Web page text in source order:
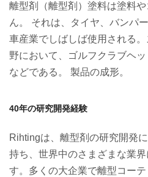
離型剤（離型剤）塗料は塗料
ん。 それは、タイヤ、バンパ
車産業でしばしば使用される
野において、ゴルフクラブヘ
などである。 製品の成形。
40年の研究開発経験
Rihtingは、離型剤の研究開発
持ち、世界中のさまざまな業
す。多くの大企業で離型コー